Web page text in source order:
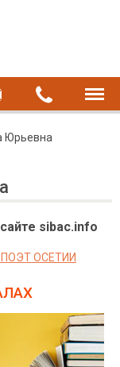
Юрьевна
sibac.info
ОСЕТИИ